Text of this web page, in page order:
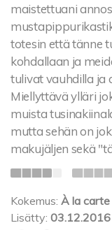
maistettuani
totesin että tänne
kohdallaan ja
tulivat vauhdilla ja
Miellyttävä ylläri
muista
mutta sehän on
makujäljen sekä
Kokemus: À la carte
Lisätty: 03.12.2016